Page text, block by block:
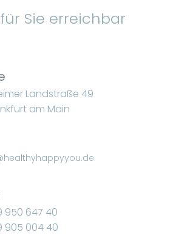
Sie erreichbar
Landstraße 49
am Main
950 647 40
905 004 40